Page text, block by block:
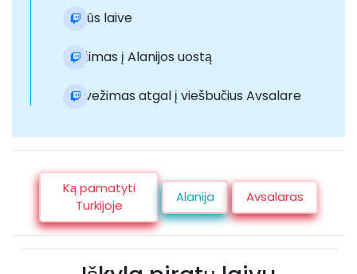
Pietūs laive
Grįžimas į Alanijos uostą
Pervežimas atgal į viešbučius Avsalare
Ką pamatyti
Turkijoje
Alanija Avsalaras